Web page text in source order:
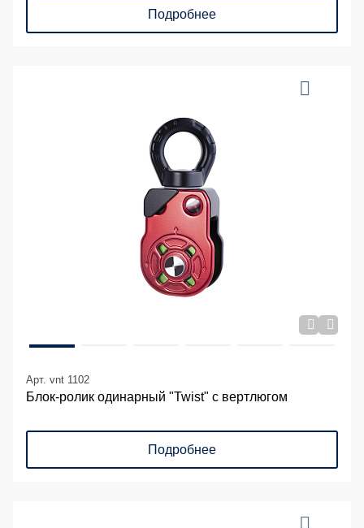
Подробнее
Арт. vnt 1102
Блок-ролик одинарный "Twist" с вертлюгом
Подробнее